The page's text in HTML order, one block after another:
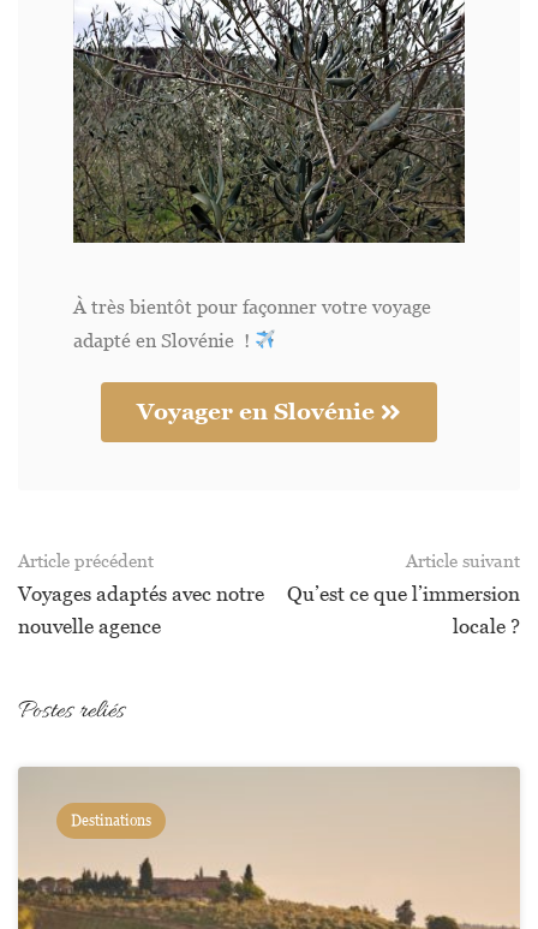
À très bientôt pour façonner votre voyage
adapté en Slovénie !
Voyager en Slovénie
Article précédent
Voyages adaptés avec notre
nouvelle agence
Article suivant
Qu’est ce que l’immersion
locale ?
Postes reliés
Destinations